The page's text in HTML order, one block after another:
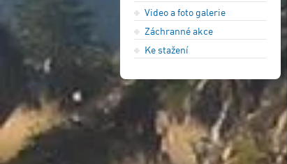
Video a foto galerie
Záchranné akce
Ke stažení